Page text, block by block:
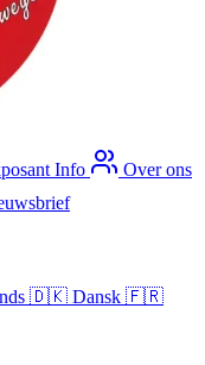
Info
Over ons
🇩🇰 Dansk 🇫🇷